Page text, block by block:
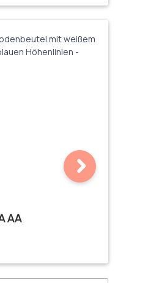
AA
von 5 von 5 Sternen